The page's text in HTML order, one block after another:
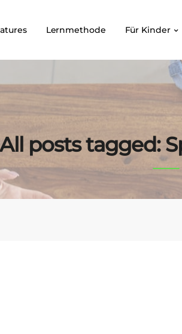
Lernmethode Für Kinder
posts tagged: